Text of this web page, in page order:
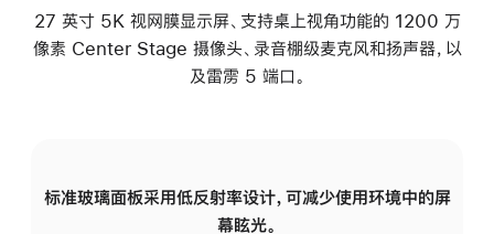
27 英寸 5K 视网膜显示屏、支持桌上视角功能的 1200 万
像素 Center Stage 摄像头、录音棚级麦克风和扬声器，以
及雷雳 5 端口。
标准玻璃面板采用低反射率设计，可减少使用环境中的屏
幕眩光。